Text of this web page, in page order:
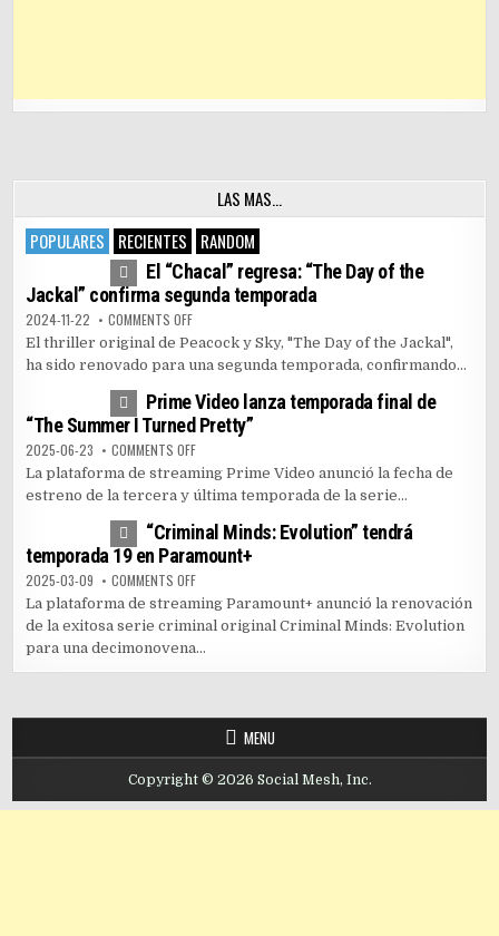
LAS MAS…
POPULARES
RECIENTES RANDOM
4 7453
El “Chacal” regresa: “The Day of the
Jackal” confirma segunda temporada
2024-11-22 COMMENTS OFFON EL “CHACAL” REGRESA: “THE DAY OF THE JACKAL”
El thriller original de Peacock y Sky, "The Day of the Jackal",
ha sido renovado para una segunda temporada, confirmando...
1 5159
Prime Video lanza temporada final de
“The Summer I Turned Pretty”
2025-06-23 COMMENTS OFFON PRIME VIDEO LANZA TEMPORADA FINAL DE “THE
La plataforma de streaming Prime Video anunció la fecha de
estreno de la tercera y última temporada de la serie...
0 3596
“Criminal Minds: Evolution” tendrá
temporada 19 en Paramount+
2025-03-09 COMMENTS OFFON “CRIMINAL MINDS: EVOLUTION” TENDRÁ
La plataforma de streaming Paramount+ anunció la renovación
de la exitosa serie criminal original Criminal Minds: Evolution
para una decimonovena...
MENU
Copyright © 2026 Social Mesh, Inc.